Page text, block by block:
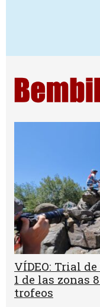
VÍDEO: Trial
1 de las zonas
trofeos